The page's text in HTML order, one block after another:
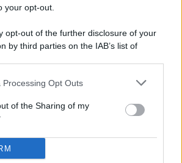
your opt-out.
opt-out of the further disclosure of your
by third parties on the IAB’s list of
also be disclosed by us to third parties
third parties.
Processing Opt Outs
of the Sharing of my
PREFERENZE PRIVACY